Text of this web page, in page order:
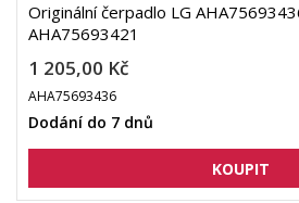
Originální čerpadlo LG
AHA75693421
1 205,00 Kč
AHA75693436
Dodání do 7 dnů